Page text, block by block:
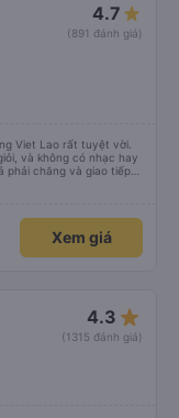
4.7
(891 đánh giá)
Viet Lao rất tuyệt vời.
và không có nhạc hay
phải chăng và giao tiếp
nên chọn hãng này.
ăn nhẹ ở một số điểm
dừng, dép nhựa được
thùng trước khi lên xe
nhưng vẫn hơi
giữa.
Xem giá
4.3 star_rate
(1315 đánh giá)